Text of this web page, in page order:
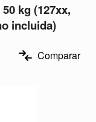
kg (127xx,
incluida)
Comparar